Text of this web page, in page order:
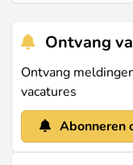
hybride capaciteit
jaar.
en windstroom
Ontvang
Ontvang
vacatures
Abonneren